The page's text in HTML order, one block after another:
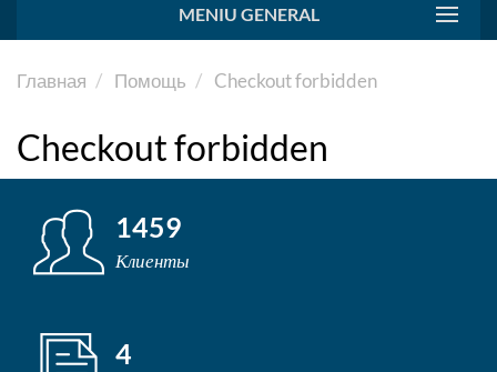
MENIU GENERAL
Главная Помощь Checkout forbidden
Checkout forbidden
1459
Клиенты
4